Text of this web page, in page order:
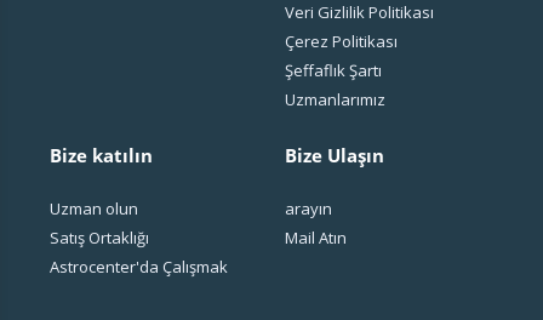
Veri Gizlilik Politikası
Çerez Politikası
Şeffaflık Şartı
Uzmanlarımız
Bize katılın
Uzman olun
Satış Ortaklığı
Astrocenter'da Çalışmak
Bize Ulaşın
arayın
Mail Atın